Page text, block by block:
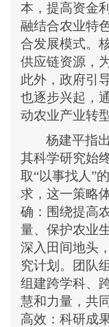
本，提高资金
融结合农业特
合发展模式。
供应链资源，
此外，政府引
也逐步兴起，
动农业产业转
杨建平指出
其科学研究始
取“以事找人”
求 ， 这一策略
确：围绕提高
量、保护农业
深入田间地头
究计划。团队
组建跨学科、
慧和力量，共
高效：科研成